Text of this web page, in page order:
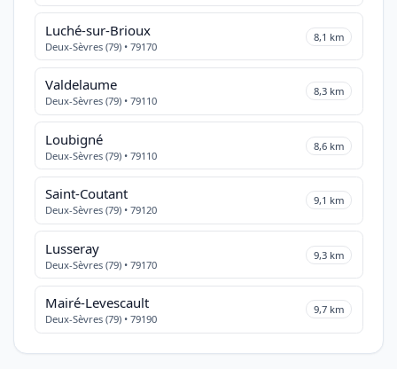
Luché-sur-Brioux
Deux-Sèvres (79) • 79170
8,1 km
Valdelaume
Deux-Sèvres (79) • 79110
8,3 km
Loubigné
Deux-Sèvres (79) • 79110
8,6 km
Saint-Coutant
Deux-Sèvres (79) • 79120
9,1 km
Lusseray
Deux-Sèvres (79) • 79170
9,3 km
Mairé-Levescault
Deux-Sèvres (79) • 79190
9,7 km